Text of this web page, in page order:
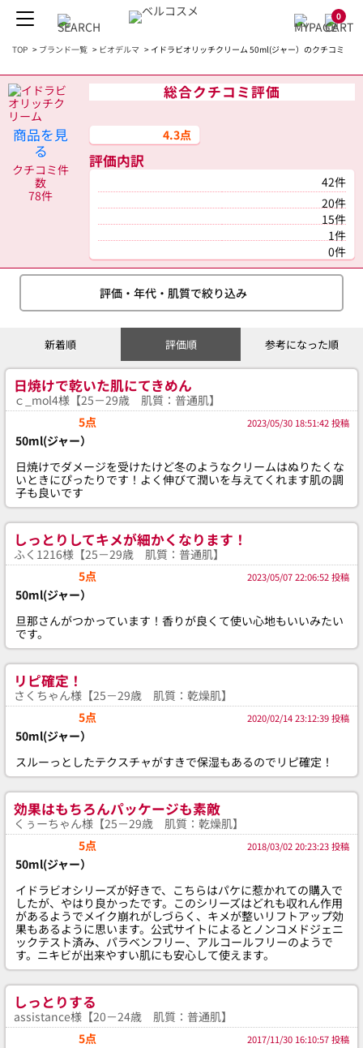
0
TOP > ブランド一覧 > ビオデルマ > イドラビオリッチクリーム 50ml(ジャー）のクチコミ
商品を見
る
クチコミ件
数
78件
総合クチコミ評価
4.3点
評価内訳
42件
20件
15件
1件
0件
評価・年代・肌質で絞り込み
新着順 評価順 参考になった順
日焼けで乾いた肌にてきめん
ｃ_mol4様【25－29歳 肌質：普通肌】
5点
2023/05/30 18:51:42 投稿
50ml(ジャー）
日焼けでダメージを受けたけど冬のようなクリームはぬりたくな
いときにぴったりです！よく伸びて潤いを与えてくれます肌の調
子も良いです
しっとりしてキメが細かくなります！
ふく1216様【25－29歳 肌質：普通肌】
5点
2023/05/07 22:06:52 投稿
50ml(ジャー）
旦那さんがつかっています！香りが良くて使い心地もいいみたい
です。
リピ確定！
さくちゃん様【25－29歳 肌質：乾燥肌】
5点
2020/02/14 23:12:39 投稿
50ml(ジャー）
スルーっとしたテクスチャがすきで保湿もあるのでリピ確定！
効果はもちろんパッケージも素敵
くぅーちゃん様【25－29歳 肌質：乾燥肌】
5点
2018/03/02 20:23:23 投稿
50ml(ジャー）
イドラビオシリーズが好きで、こちらはパケに惹かれての購入で
したが、やはり良かったです。このシリーズはどれも収れん作用
があるようでメイク崩れがしづらく、キメが整いリフトアップ効
果もあるように思います。公式サイトによるとノンコメドジェニ
ックテスト済み、パラベンフリー、アルコールフリーのようで
す。ニキビが出来やすい肌にも安心して使えます。
しっとりする
assistance様【20－24歳 肌質：普通肌】
5点
2017/11/30 16:10:57 投稿